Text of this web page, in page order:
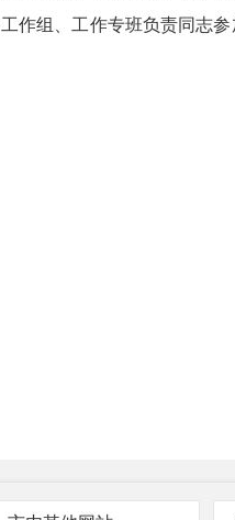
作组、工作专班负责同志